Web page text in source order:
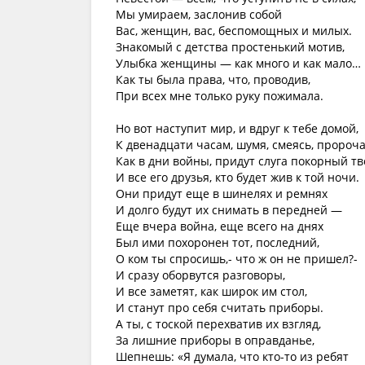
Мы умираем, заслонив собой
Вас, женщин, вас, беспомощных и милых.
Знакомый с детства простенький мотив,
Улыбка женщины — как много и как мало…
Как ты была права, что, проводив,
При всех мне только руку пожимала.
Но вот наступит мир, и вдруг к тебе домой,
К двенадцати часам, шумя, смеясь,
Как в дни войны, придут слуга покорный
И все его друзья, кто будет жив к той ночи.
Они придут еще в шинелях и ремнях
И долго будут их снимать в передней —
Еще вчера война, еще всего на днях
Был ими похоронен тот, последний,
О ком ты спросишь,- что ж он не пришел?-
И сразу оборвутся разговоры,
И все заметят, как широк им стол,
И станут про себя считать приборы.
А ты, с тоской перехватив их взгляд,
За лишние приборы в оправданье,
Шепнешь: «Я думала, что кто-то из ребят